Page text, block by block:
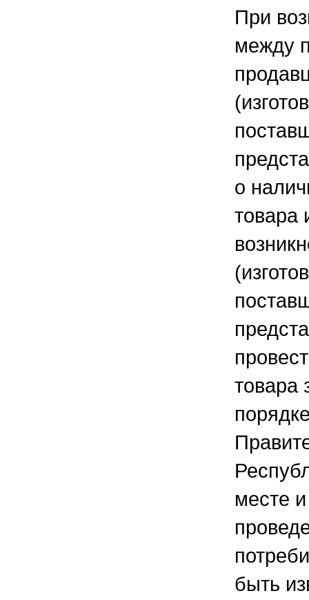
При
между
о
товара
товара
месте
быть